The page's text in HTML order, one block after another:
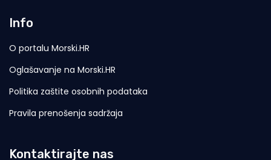
Info
O portalu Morski.HR
Oglašavanje na Morski.HR
Politika zaštite osobnih podataka
Pravila prenošenja sadržaja
Kontaktirajte nas